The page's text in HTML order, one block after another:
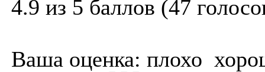
4.9 из 5 баллов (47
Ваша оценка: плохо